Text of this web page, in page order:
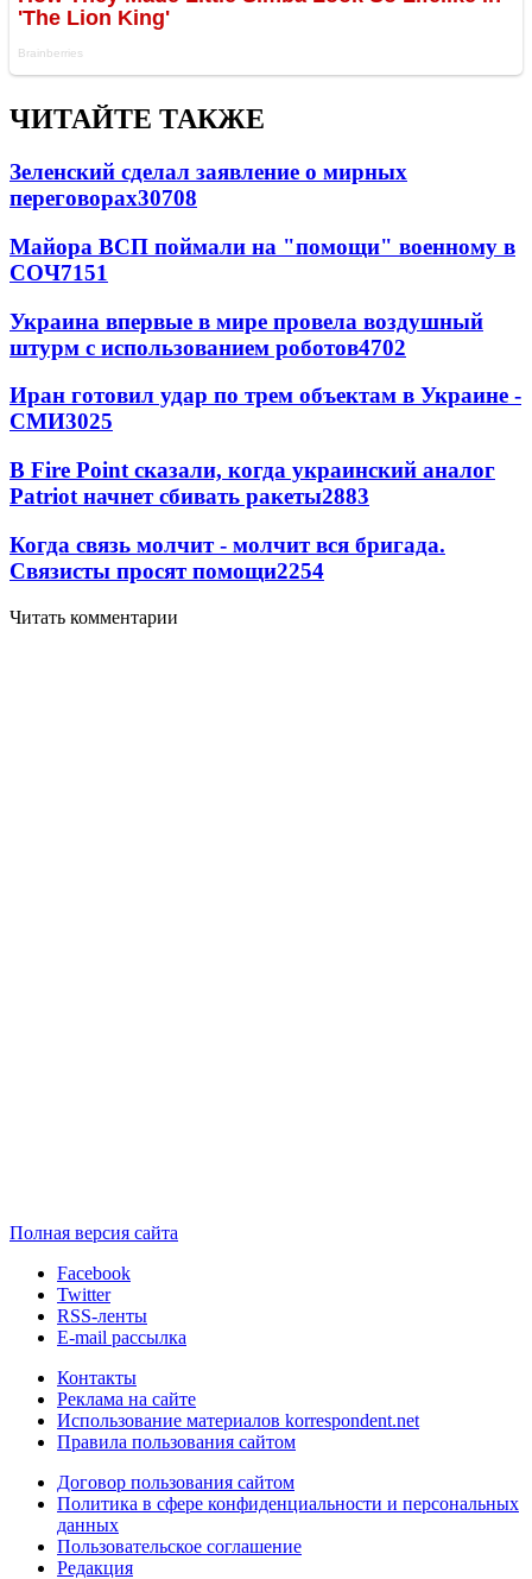
ЧИТАЙТЕ ТАКЖЕ
Зеленский сделал заявление о мирных
переговорах30708
Майора ВСП поймали на "помощи" военному в
СОЧ7151
Украина впервые в мире провела воздушный
штурм с использованием роботов4702
Иран готовил удар по трем объектам в Украине -
СМИ3025
В Fire Point сказали, когда украинский аналог
Patriot начнет сбивать ракеты2883
Когда связь молчит - молчит вся бригада.
Связисты просят помощи2254
Читать комментарии
Полная версия сайта
Facebook
Twitter
RSS-ленты
E-mail рассылка
Контакты
Реклама на сайте
Использование материалов korrespondent.net
Правила пользования сайтом
Договор пользования сайтом
Политика в сфере конфиденциальности и персональных
данных
Пользовательское соглашение
Редакция